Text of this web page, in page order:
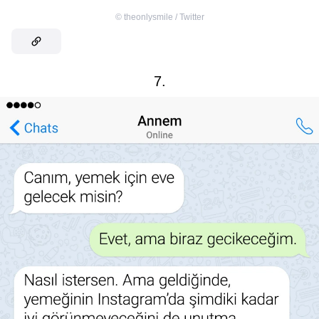
© theonlysmile / Twitter
7.